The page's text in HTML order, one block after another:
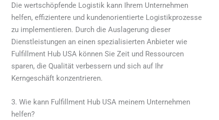
Die wertschöpfende Logistik kann Ihrem Unternehmen
helfen, effizientere und kundenorientierte Logistikprozesse
zu implementieren. Durch die Auslagerung dieser
Dienstleistungen an einen spezialisierten Anbieter wie
Fulfillment Hub USA können Sie Zeit und Ressourcen
sparen, die Qualität verbessern und sich auf Ihr
Kerngeschäft konzentrieren.
3. Wie kann Fulfillment Hub USA meinem Unternehmen
helfen?